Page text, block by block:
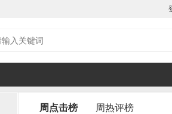
周点击榜 周热评榜